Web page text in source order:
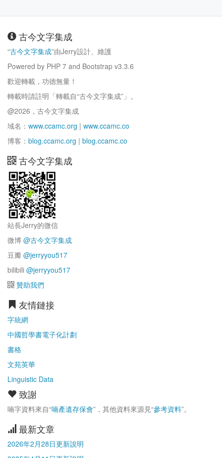
古今文字集成
“古今文字集成”由Jerry設計、維護
Powered by PHP 7 and Bootstrap v3.3.6
歡迎轉載，功德無量！
轉載時請註明「轉載自“古今文字集成”」。
@2026，古今文字集成
域名： www.ccamc.org | www.ccamc.co
博客： blog.ccamc.org | blog.ccamc.co
古今文字集成
站長Jerry的微信
微博 @古今文字集成
豆瓣 @jerryyou517
bilibili @jerryyou517
贊助我們
友情鏈接
字統網
中國哲學書電子化計劃
書格
文苑英華
Linguistic Data
致謝
喃字資料來自“喃產遺存保會”，其他資料來源見“參考資料”。
最新文章
2026年2月28日更新說明